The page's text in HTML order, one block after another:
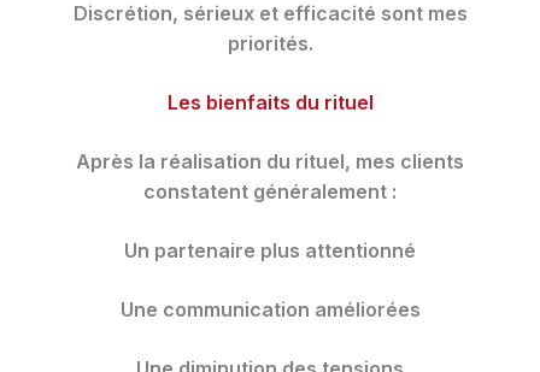
Discrétion, sérieux et efficacité sont mes
priorités.
Les bienfaits du rituel
Après la réalisation du rituel, mes clients
constatent généralement :
Un partenaire plus attentionné
Une communication améliorées